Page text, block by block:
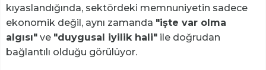
kıyaslandığında, sektördeki memnuniyetin sadece
ekonomik değil, aynı zamanda "işte var olma
algısı" ve "duygusal iyilik hali" ile doğrudan
bağlantılı olduğu görülüyor.